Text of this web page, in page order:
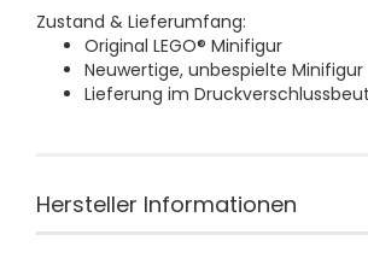
Zustand & Lieferumfang:
Original LEGO® Minifigur
Neuwertige, unbespielte Minifigur
Lieferung im
Hersteller Informationen